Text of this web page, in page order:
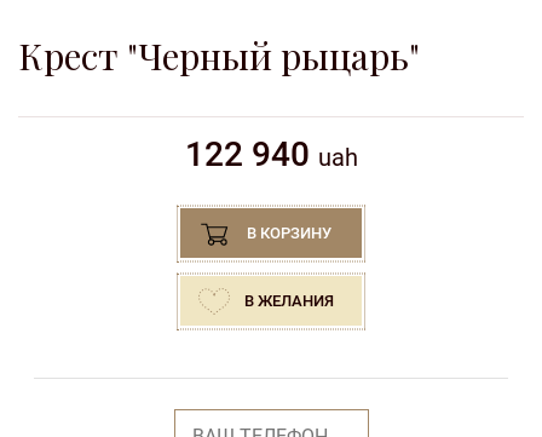
Крест "Черный рыцарь"
122 940 uah
В КОРЗИНУ
В ЖЕЛАНИЯ